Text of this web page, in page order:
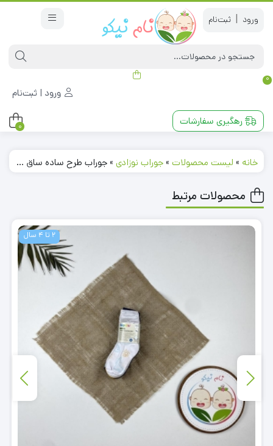
|
0
ورود | ثبت‌نام
رهگیری سفارشات 0
خانه » لیست محصولات »جوراب نوزادی »جوراب طرح ساده ساق بلند طوسی رنگ – 4 تا 6 سال کد 220373
محصولات مرتبط
2 تا 4 سال